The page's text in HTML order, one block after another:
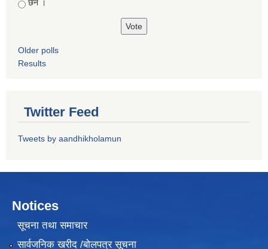
छैन ।
Older polls
Results
Twitter Feed
Tweets by aandhikholamun
Notices
सूचना तथा समाचार
सार्वजनिक खरीद /बोलपत्र सूचना